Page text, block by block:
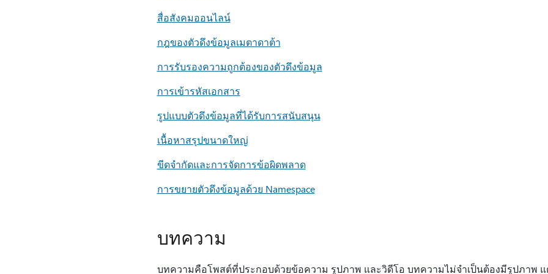
สื่อสังคมออนไลน์
กฎของตัวดึงข้อมูลเมตาดาต้า
การรับรองความถูกต้องของตัวดึงข้อมูล
การเข้ารหัสเอกสาร
รูปแบบตัวดึงข้อมูลที่ได้รับการสนับสนุน
เนื้อหาสรุปขนาดใหญ่
ขีดจํากัดและการจัดการข้อผิดพลาด
การขยายตัวดึงข้อมูลด้วย Namespace
บทความ
บทความคือโพสต์ที่ประกอบด้วยข้อความ รูปภาพ และวิดีโอ บทความไม่จําเป็นต้องมีรูปภาพ